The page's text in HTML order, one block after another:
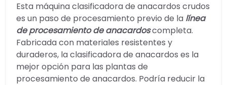
Esta máquina clasificadora de anacardos crudos
es un paso de procesamiento previo de la línea
de procesamiento de anacardoscompleta.
Fabricada con materiales resistentes y
duraderos, la clasificadora de anacardos es la
mejor opción para las plantas de
procesamiento de anacardos. Podría reducir la